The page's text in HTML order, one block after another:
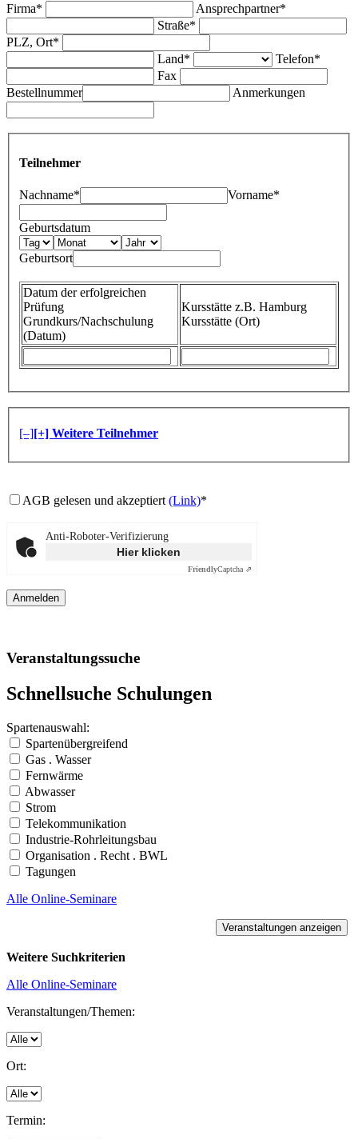
Firma*
Ansprechpartner*
Straße*
PLZ, Ort*
Land*
Telefon*
Fax
Bestellnummer
Anmerkungen
Teilnehmer
Nachname* Vorname*
Geburtsdatum
Geburtsort
Datum der erfolgreichen
Prüfung
Grundkurs/Nachschulung
(Datum)
Kursstätte z.B. Hamburg
Kursstätte (Ort)
[–][+] Weitere Teilnehmer
AGB gelesen und akzeptiert (Link)*
Anti-Roboter-Verifizierung
Hier klicken
FriendlyCaptcha ⇗
Veranstaltungssuche
Schnellsuche Schulungen
Spartenauswahl:
Spartenübergreifend
Gas . Wasser
Fernwärme
Abwasser
Strom
Telekommunikation
Industrie-Rohrleitungsbau
Organisation . Recht . BWL
Tagungen
Alle Online-Seminare
Weitere Suchkriterien
Alle Online-Seminare
Veranstaltungen/Themen:
Ort:
Termin: